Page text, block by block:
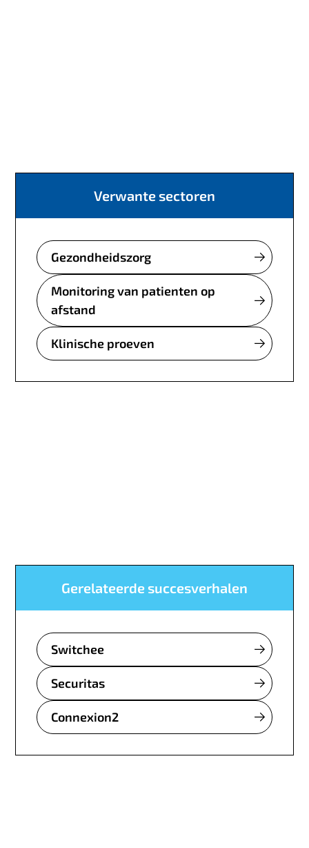
Verwante sectoren
Gezondheidszorg
Monitoring van patienten op
afstand
Klinische proeven
Gerelateerde succesverhalen
Switchee
Securitas
Connexion2